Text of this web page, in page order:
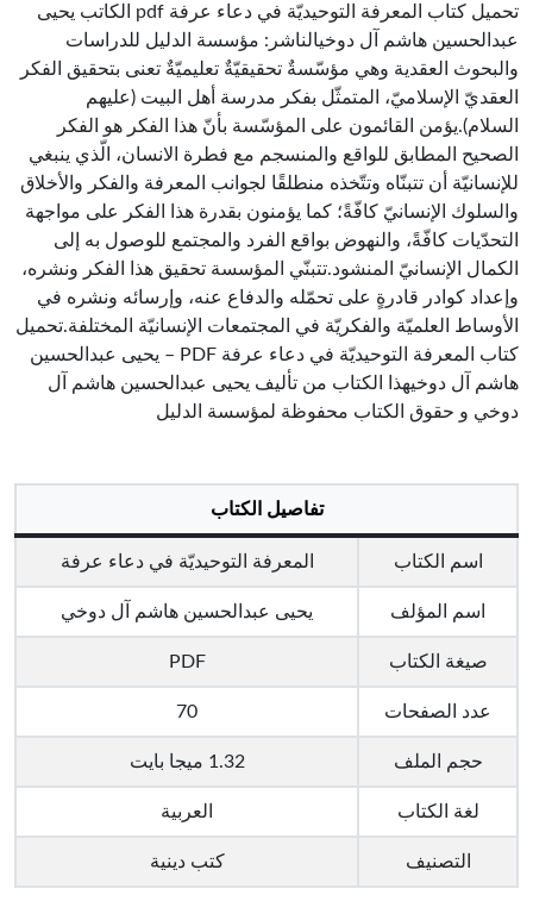
تحميل كتاب المعرفة التوحيديّة في دعاء عرفة pdf الكاتب يحيى
عبدالحسين هاشم آل دوخيالناشر: مؤسسة الدليل للدراسات
والبحوث العقدية وهي مؤسّسةٌ تحقيقيّةٌ تعليميّةٌ تعنى بتحقيق الفكر
العقديّ الإسلاميّ، المتمثّل بفكر مدرسة أهل البيت (عليهم
السلام).يؤمن القائمون على المؤسّسة بأنّ هذا الفكر هو الفكر
الصحيح المطابق للواقع والمنسجم مع فطرة الانسان، الّذي ينبغي
للإنسانيّة أن تتبنّاه وتتّخذه منطلقًا لجوانب المعرفة والفكر والأخلاق
والسلوك الإنسانيّ كافّةً؛ كما يؤمنون بقدرة هذا الفكر على مواجهة
التحدّيات كافّةً، والنهوض بواقع الفرد والمجتمع للوصول به إلى
الكمال الإنسانيّ المنشود.تتبنّي المؤسسة تحقيق هذا الفكر ونشره،
وإعداد كوادر قادرةٍ على تحمّله والدفاع عنه، وإرسائه ونشره في
الأوساط العلميّة والفكريّة في المجتمعات الإنسانيّة المختلفة.تحميل
كتاب المعرفة التوحيديّة في دعاء عرفة PDF – يحيى عبدالحسين
هاشم آل دوخيهذا الكتاب من تأليف يحيى عبدالحسين هاشم آل
دوخي و حقوق الكتاب محفوظة لمؤسسة الدليل
تفاصيل الكتاب
اسم الكتاب المعرفة التوحيديّة في دعاء عرفة
اسم المؤلف يحيى عبدالحسين هاشم آل دوخي
صيغة الكتاب PDF
عدد الصفحات 70
حجم الملف 1.32 ميجا بايت
لغة الكتاب العربية
التصنيف كتب دينية